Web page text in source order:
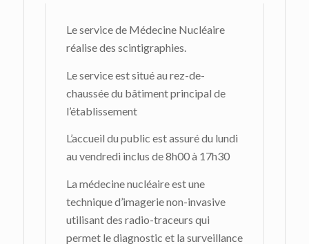
Le service de Médecine Nucléaire
réalise des scintigraphies.
Le service est situé au rez-de-
chaussée du bâtiment principal de
l’établissement
L’accueil du public est assuré du lundi
au vendredi inclus de 8h00 à 17h30
La médecine nucléaire est une
technique d’imagerie non-invasive
utilisant des radio-traceurs qui
permet le diagnostic et la surveillance